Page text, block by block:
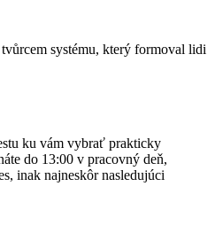
systému, který formoval lidi
ku vám vybrať prakticky
do 13:00 v pracovný deň,
inak najneskôr nasledujúci